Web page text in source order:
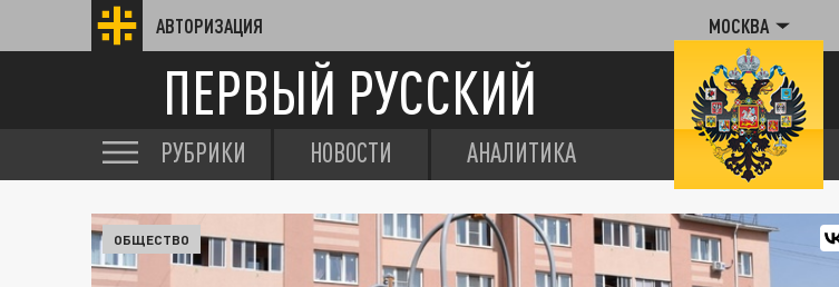
АВТОРИЗАЦИЯ МОСКВА
ПЕРВЫЙ РУССКИЙ
РУБРИКИ НОВОСТИ АНАЛИТИКА
ОБЩЕСТВО